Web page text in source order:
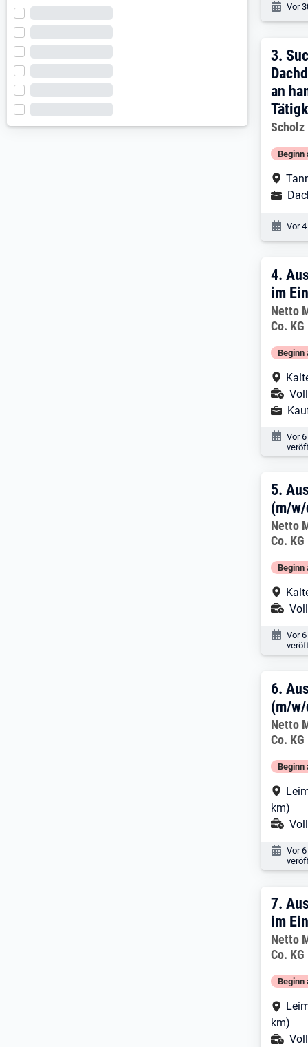
Vor
3.
3.
an
Beginn
Vor
4.
4.
im
Netto
Co. KG
Beginn
Vor
5.
5.
(m/
Netto
Co. KG
Beginn
Vor
6.
6.
(m/
Netto
Co. KG
Beginn
km)
Vor
7.
7.
im
Netto
Co. KG
Beginn
km)